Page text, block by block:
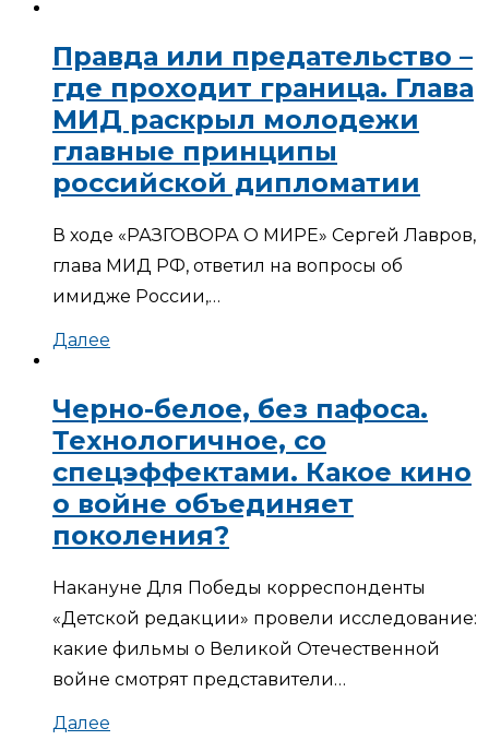
Правда или предательство –
где проходит граница. Глава
МИД раскрыл молодежи
главные принципы
российской дипломатии
В ходе «РАЗГОВОРА О МИРЕ» Сергей Лавров,
глава МИД РФ, ответил на вопросы об
имидже России,…
Далее
Черно-белое, без пафоса.
Технологичное, со
спецэффектами. Какое кино
о войне объединяет
поколения?
Накануне Для Победы корреспонденты
«Детской редакции» провели исследование:
какие фильмы о Великой Отечественной
войне смотрят представители…
Далее